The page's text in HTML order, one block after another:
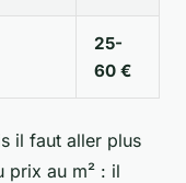
25-
60 €
il faut aller plus
prix au m² : il